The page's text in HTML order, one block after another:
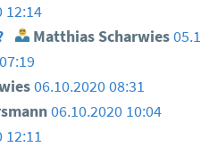
12:14
Matthias Scharwies
06.10.2020 08:31
06.10.2020 10:04
12:11